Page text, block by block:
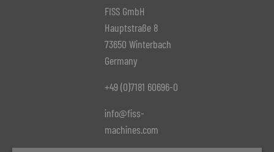
FISS GmbH
Hauptstraße 8
73650 Winterbach
Germany
+49 (0)7181 60696-0
info@fiss-
machines.com